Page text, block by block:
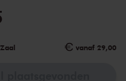
vanaf 29,00